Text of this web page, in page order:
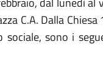
C.A. Dalla
sono i